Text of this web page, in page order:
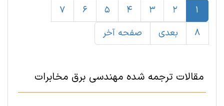
1
2
3
4
5
6
7
8
بعدی صفحه آخر
مقالات ترجمه شده مهندسی برق مخابرات